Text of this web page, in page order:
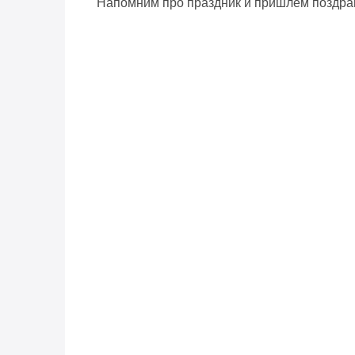
Напомним про праздник и пришлем